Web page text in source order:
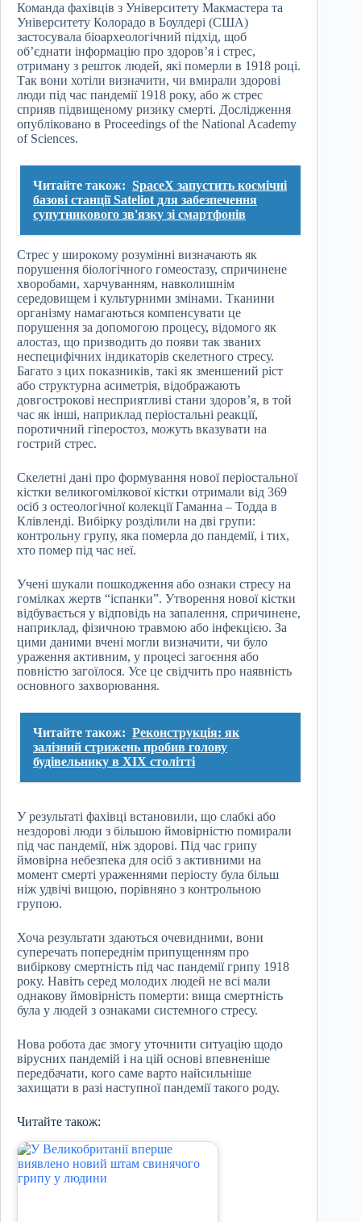
Команда фахівців з Університету Макмастера та
Університету Колорадо в Боулдері (США)
застосувала біоархеологічний підхід, щоб
об’єднати інформацію про здоров’я і стрес,
отриману з решток людей, які померли в 1918 році.
Так вони хотіли визначити, чи вмирали здорові
люди під час пандемії 1918 року, або ж стрес
сприяв підвищеному ризику смерті. Дослідження
опубліковано в Proceedings of the National Academy
of Sciences.
Читайте також: SpaceX запустить космічні
базові станції Sateliot для забезпечення
супутникового зв'язку зі смартфонів
Стрес у широкому розумінні визначають як
порушення біологічного гомеостазу, спричинене
хворобами, харчуванням, навколишнім
середовищем і культурними змінами. Тканини
організму намагаються компенсувати це
порушення за допомогою процесу, відомого як
алостаз, що призводить до появи так званих
неспецифічних індикаторів скелетного стресу.
Багато з цих показників, такі як зменшений ріст
або структурна асиметрія, відображають
довгострокові несприятливі стани здоров’я, в той
час як інші, наприклад періостальні реакції,
поротичний гіперостоз, можуть вказувати на
гострий стрес.
Скелетні дані про формування нової періостальної
кістки великогомілкової кістки отримали від 369
осіб з остеологічної колекції Гаманна – Тодда в
Клівленді. Вибірку розділили на дві групи:
контрольну групу, яка померла до пандемії, і тих,
хто помер під час неї.
Учені шукали пошкодження або ознаки стресу на
гомілках жертв “іспанки”. Утворення нової кістки
відбувається у відповідь на запалення, спричинене,
наприклад, фізичною травмою або інфекцією. За
цими даними вчені могли визначити, чи було
ураження активним, у процесі загоєння або
повністю загоїлося. Усе це свідчить про наявність
основного захворювання.
Читайте також: Реконструкція: як
залізний стрижень пробив голову
будівельнику в XIX столітті
У результаті фахівці встановили, що слабкі або
нездорові люди з більшою ймовірністю помирали
під час пандемії, ніж здорові. Під час грипу
ймовірна небезпека для осіб з активними на
момент смерті ураженнями періосту була більш
ніж удвічі вищою, порівняно з контрольною
групою.
Хоча результати здаються очевидними, вони
суперечать попереднім припущенням про
вибіркову смертність під час пандемії грипу 1918
року. Навіть серед молодих людей не всі мали
однакову ймовірність померти: вища смертність
була у людей з ознаками системного стресу.
Нова робота дає змогу уточнити ситуацію щодо
вірусних пандемій і на цій основі впевненіше
передбачати, кого саме варто найсильніше
захищати в разі наступної пандемії такого роду.
Читайте також: